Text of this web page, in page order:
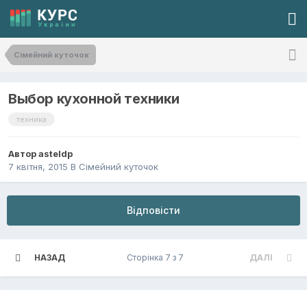
Сімейний куточок
Выбор кухонной техники
техника
Авторasteldp
7 квітня, 2015 В Сімейний куточок
Відповісти
НАЗАД ДАЛІ
Сторінка 7 з 7